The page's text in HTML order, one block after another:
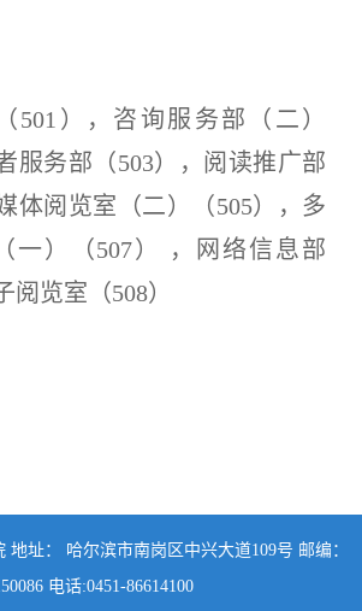
501） ， 咨询服务部 （ 二 ）
服务部（503） ，阅读推广部
体阅览室（二）（505） ， 多
一）（507） ，
网络信息部
阅览室（508）
地址： 哈尔滨市南岗区中兴大道109号 邮编：
电话:0451-86614100